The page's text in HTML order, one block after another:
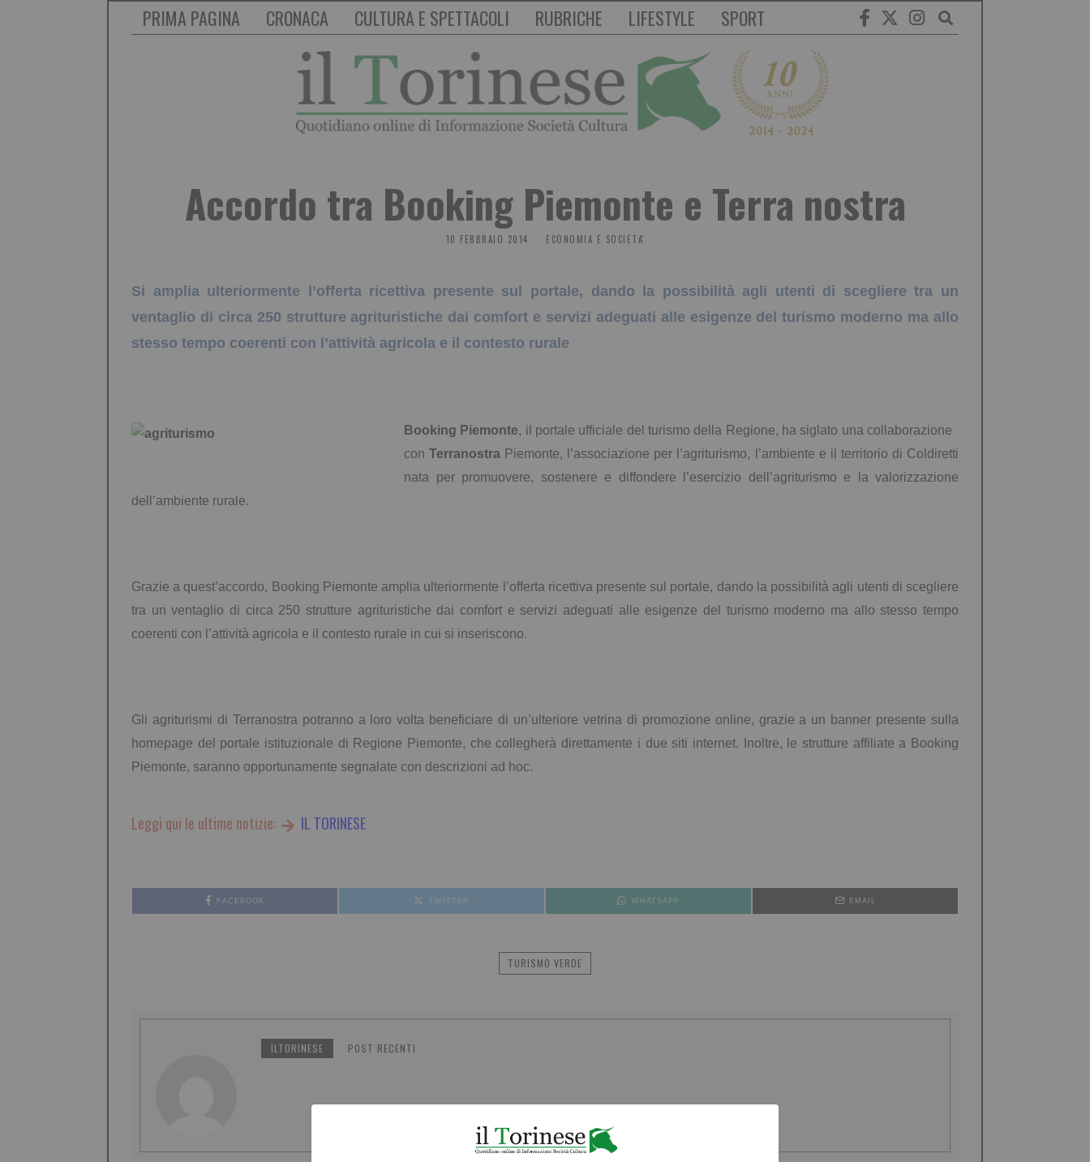
PRIMA PAGINA CRONACA CULTURA E SPETTACOLI RUBRICHE LIFESTYLE SPORT
Accordo tra Booking Piemonte e Terra nostra
10 FEBBRAIO 2014 ECONOMIA E SOCIETA'
Si amplia ulteriormente l’offerta ricettiva presente sul portale, dando la possibilità agli utenti di scegliere tra un
ventaglio di circa 250 strutture agrituristiche dai comfort e servizi adeguati alle esigenze del turismo moderno ma allo
stesso tempo coerenti con l’attività agricola e il contesto rurale
Booking Piemonte, il portale ufficiale del turismo della Regione, ha siglato una collaborazione
conTerranostra Piemonte, l’associazione per l’agriturismo, l’ambiente e il territorio di Coldiretti
nata per promuovere, sostenere e diffondere l’esercizio dell’agriturismo e la valorizzazione
dell’ambiente rurale.
Grazie a quest’accordo, Booking Piemonte amplia ulteriormente l’offerta ricettiva presente sul portale, dando la possibilità agli utenti di scegliere
tra un ventaglio di circa 250 strutture agrituristiche dai comfort e servizi adeguati alle esigenze del turismo moderno ma allo stesso tempo
coerenti con l’attività agricola e il contesto rurale in cui si inseriscono.
Gli agriturismi di Terranostra potranno a loro volta beneficiare di un’ulteriore vetrina di promozione online, grazie a un banner presente sulla
homepage del portale istituzionale di Regione Piemonte, che collegherà direttamente i due siti internet. Inoltre, le strutture affiliate a Booking
Piemonte, saranno opportunamente segnalate con descrizioni ad hoc.
Leggi qui le ultime notizie: IL TORINESE
FACEBOOK TWITTER WHATSAPP EMAIL
TURISMO VERDE
ILTORINESE POST RECENTI